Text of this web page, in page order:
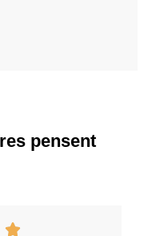
pensent